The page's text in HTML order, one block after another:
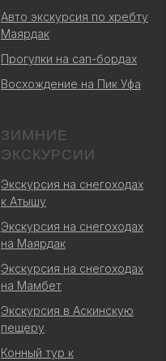
Авто экскурсия по хребту
Маярдак
Прогулки на сап-бордах
Восхождение на Пик Уфа
ЗИМНИЕ
ЭКСКУРСИИ
Экскурсия на снегоходах
к Атышу
Экскурсия на снегоходах
на Маярдак
Экскурсия на снегоходах
на Мамбет
Экскурсия в Аскинскую
пещеру
Конный тур к